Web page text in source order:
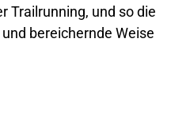
Trailrunning, und so die
bereichernde Weise